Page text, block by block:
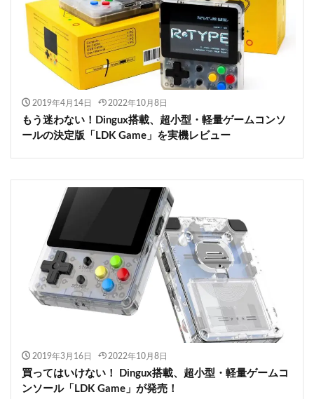
2019年4月14日 2022年10月8日
もう迷わない！Dingux搭載、超小型・軽量ゲームコンソ
ールの決定版「LDK Game」を実機レビュー
2019年3月16日 2022年10月8日
買ってはいけない！ Dingux搭載、超小型・軽量ゲームコ
ンソール「LDK Game」が発売！